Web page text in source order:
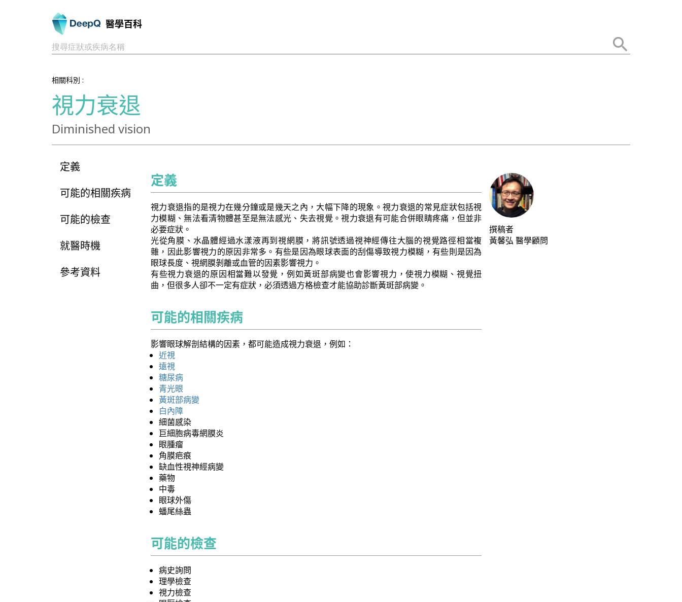
醫學百科
搜尋症狀或疾病名稱
相關科別 :
視力衰退
Diminished vision
定義
可能的相關疾病
可能的檢查
就醫時機
參考資料
定義
視力衰退指的是視力在幾分鐘或是幾天之內，大幅下降的現象。視力衰退的常見症狀包括視
力模糊、無法看清物體甚至是無法感光、失去視覺。視力衰退有可能合併眼睛疼痛，但並非
必要症狀。
光從角膜、水晶體經過水漾液再到視網膜，將訊號透過視神經傳往大腦的視覺路徑相當複
雜，因此影響視力的原因非常多。有些是因為眼球表面的刮傷導致視力模糊，有些則是因為
眼球長度、視網膜剝離或血管的因素影響視力。
有些視力衰退的原因相當難以發覺，例如黃斑部病變也會影響視力，使視力模糊、視覺扭
曲，但很多人卻不一定有症狀，必須透過方格檢查才能協助診斷黃斑部病變。
可能的相關疾病
影響眼球解剖結構的因素，都可能造成視力衰退，例如：
近視
遠視
糖尿病
青光眼
黃斑部病變
白內障
細菌感染
巨細胞病毒網膜炎
眼腫瘤
角膜疤痕
缺血性視神經病變
藥物
中毒
眼球外傷
蟠尾絲蟲
可能的檢查
病史詢問
理學檢查
視力檢查
撰稿者
黃馨弘 醫學顧問